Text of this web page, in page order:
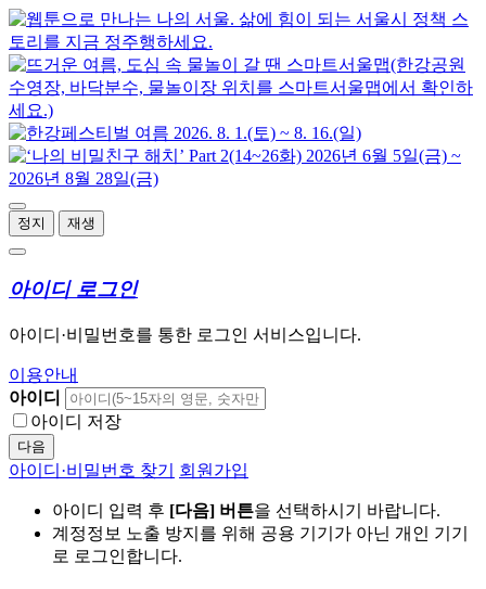
정지 재생
아이디 로그인
아이디·비밀번호를 통한 로그인 서비스입니다.
이용안내
아이디
아이디 저장
다음
아이디·비밀번호 찾기 회원가입
아이디 입력 후 [다음] 버튼을 선택하시기 바랍니다.
계정정보 노출 방지를 위해 공용 기기가 아닌 개인 기기
로 로그인합니다.